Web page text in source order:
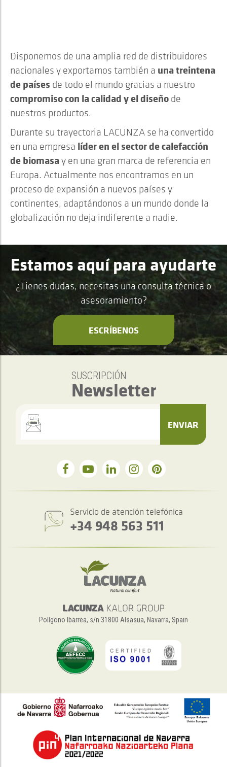
Disponemos de una amplia red de distribuidores
nacionales y exportamos también a una treintena
de países de todo el mundo gracias a nuestro
compromiso con la calidad y el diseño de
nuestros productos.
Durante su trayectoria LACUNZA se ha convertido
en una empresa líder en el sector de calefacción
de biomasay en una gran marca de referencia en
Europa. Actualmente nos encontramos en un
proceso de expansión a nuevos países y
continentes, adaptándonos a un mundo donde la
globalización no deja indiferente a nadie.
Estamos aquí para ayudarte
¿Tienes dudas, necesitas una consulta técnica o
asesoramiento?
ESCRÍBENOS
SUSCRIPCIÓN
Newsletter
ENVIAR
Servicio de atención telefónica
+34 948 563 511
Polígono Ibarrea, s/n 31800 Alsasua, Navarra, Spain